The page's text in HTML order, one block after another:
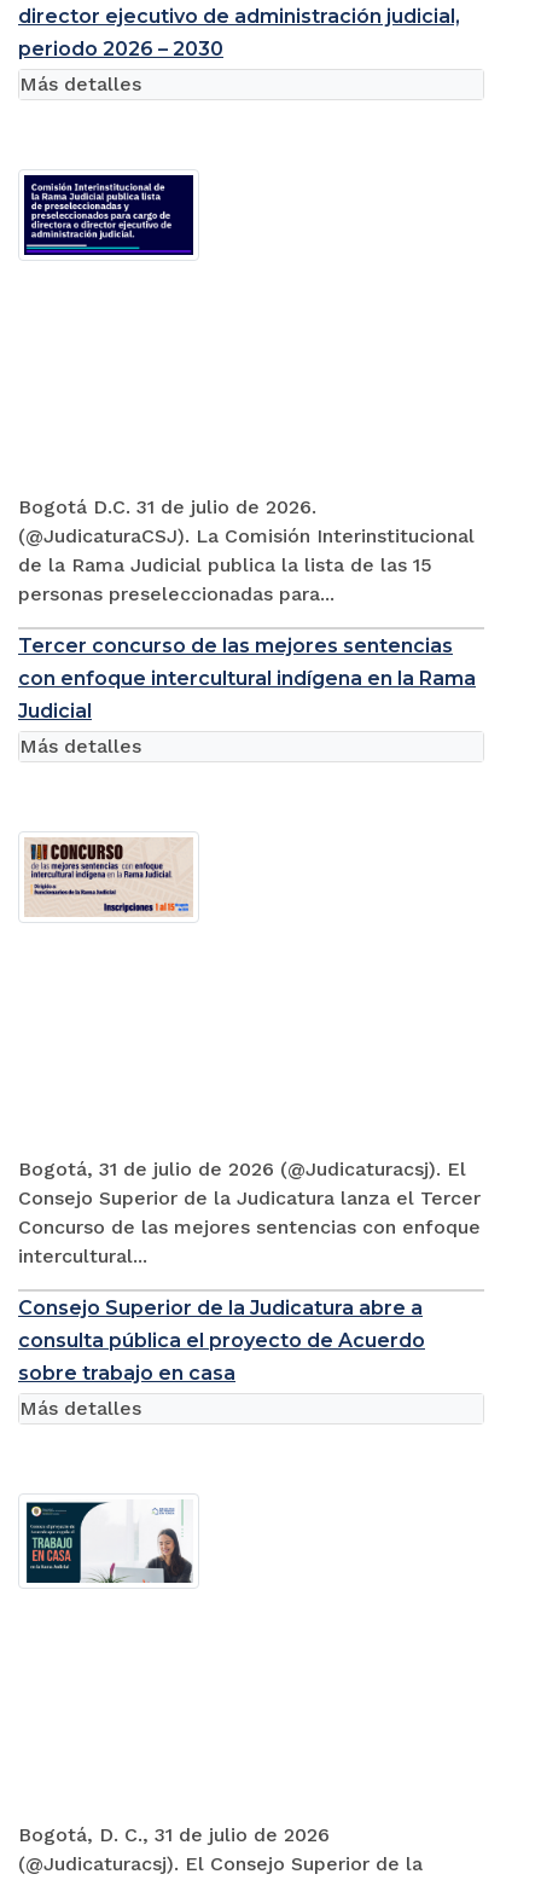
director ejecutivo de administración judicial,
periodo 2026 – 2030
Bogotá D.C. 31 de julio de 2026.
(@JudicaturaCSJ). La Comisión Interinstitucional
de la Rama Judicial publica la lista de las 15
personas preseleccionadas para...
Más detalles
Tercer concurso de las mejores sentencias
con enfoque intercultural indígena en la Rama
Judicial
Bogotá, 31 de julio de 2026 (@Judicaturacsj). El
Consejo Superior de la Judicatura lanza el Tercer
Concurso de las mejores sentencias con enfoque
intercultural...
Más detalles
Consejo Superior de la Judicatura abre a
consulta pública el proyecto de Acuerdo
sobre trabajo en casa
Bogotá, D. C., 31 de julio de 2026
(@Judicaturacsj). El Consejo Superior de la
Más detalles